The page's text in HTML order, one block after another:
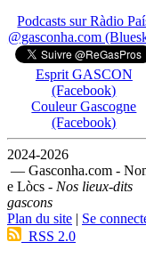
Podcasts sur Ràdio
@gasconha.com
Esprit GASCON
(Facebook)
Couleur Gascogne
(Facebook)
2024-2026
— Gasconha.com -
e Lòcs - Nos lieux-dits
gascons
Plan du site | Se
RSS 2.0